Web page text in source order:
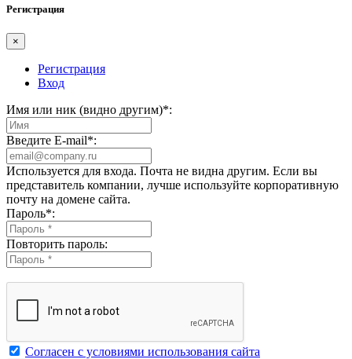
Регистрация
×
Регистрация
Вход
Имя или ник (видно другим)*:
Введите E-mail*:
Используется для входа. Почта не видна другим. Если вы
представитель компании, лучше используйте корпоративную
почту на домене сайта.
Пароль*:
Повторить пароль:
Согласен с условиями использования сайта